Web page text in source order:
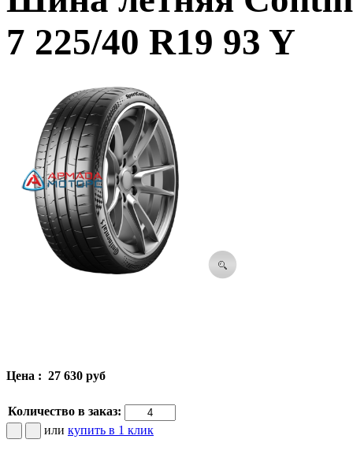
7 225/40 R19 93 Y
Цена : 27 630 руб
Количество в заказ:
или купить в 1 клик